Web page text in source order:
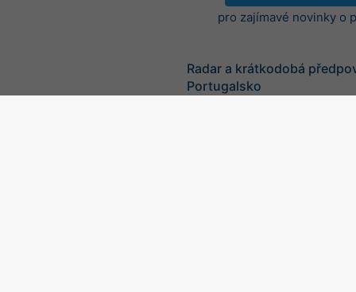
pro zajímavé novinky o
Radar a krátkodobá
Portugalsko